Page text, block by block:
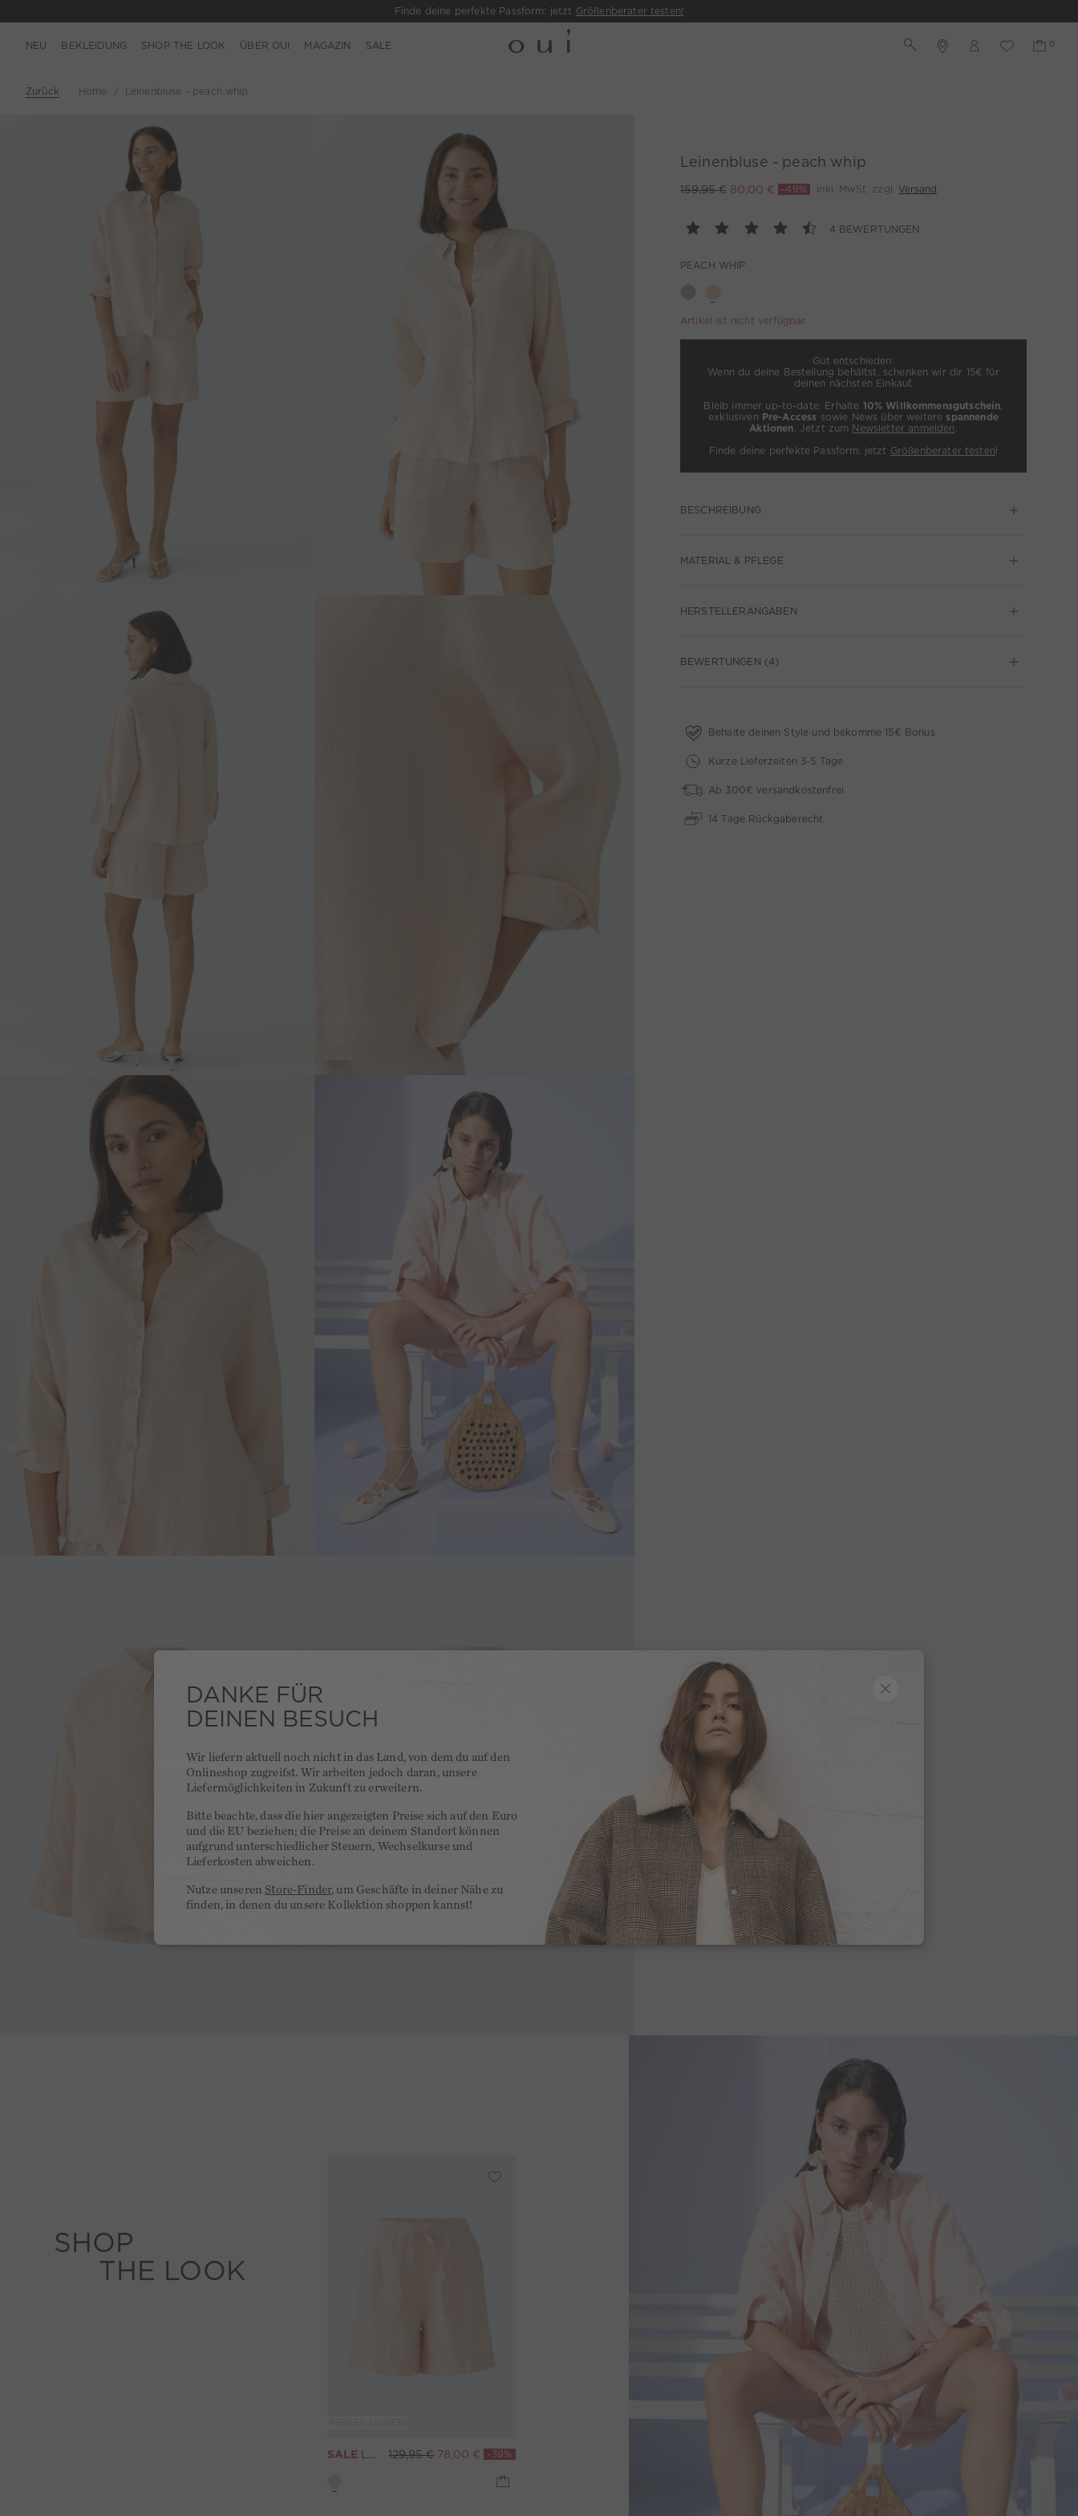
Finde deine perfekte Passform: jetzt Größenberater testen!
NEU BEKLEIDUNG SHOP THE LOOK ÜBER OUI MAGAZIN SALE
Zurück Home Leinenbluse - peach whip
Leinenbluse - peach whip
159,95 € 80,00 € -49% inkl. MwSt. zzgl. Versand
4 BEWERTUNGEN
PEACH WHIP
Artikel ist nicht verfügbar.
Gut entschieden:
Wenn du deine Bestellung behältst, schenken wir dir 15€ für
deinen nächsten Einkauf.
Bleib immer up-to-date: Erhalte 10% Willkommensgutschein,
exklusiven Pre-Access sowie News über weitere spannende
Aktionen. Jetzt zum Newsletter anmelden .
Finde deine perfekte Passform: jetzt Größenberater testen!
BESCHREIBUNG
MATERIAL & PFLEGE
HERSTELLERANGABEN
BEWERTUNGEN (4)
Behalte deinen Style und bekomme 15€ Bonus
Kurze Lieferzeiten 3-5 Tage
Ab 300€ versandkostenfrei
14 Tage Rückgaberecht
SHOP
THE LOOK
REINES LEINEN
SALE Leinen Shorts - peach whip 129,95 € 78,00 € -39%
DANKE FÜR
DEINEN BESUCH
Wir liefern aktuell noch nicht in das Land, von dem du auf den
Onlineshop zugreifst. Wir arbeiten jedoch daran, unsere
Liefermöglichkeiten in Zukunft zu erweitern.
Bitte beachte, dass die hier angezeigten Preise sich auf den Euro
und die EU beziehen; die Preise an deinem Standort können
aufgrund unterschiedlicher Steuern, Wechselkurse und
Lieferkosten abweichen.
Nutze unseren Store-Finder, um Geschäfte in deiner Nähe zu
finden, in denen du unsere Kollektion shoppen kannst!